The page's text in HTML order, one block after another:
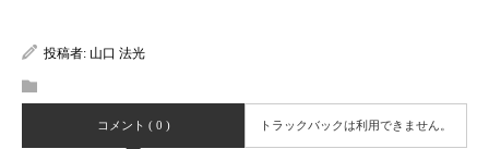
投稿者: 山口 法光
コメント ( 0 ) トラックバックは利用できません。